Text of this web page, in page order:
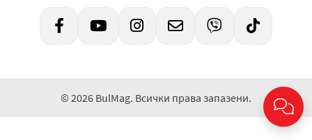
© 2026 BulMag. Всички права запазени.